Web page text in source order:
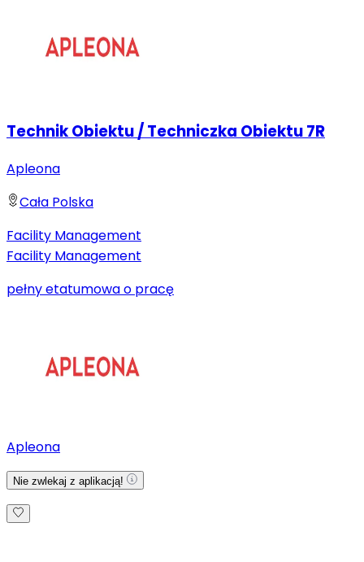
Technik Obiektu / Techniczka Obiektu 7R
Apleona
Cała Polska
Facility Management
Facility Management
pełny etatumowa o pracę
Apleona
Nie zwlekaj z aplikacją!